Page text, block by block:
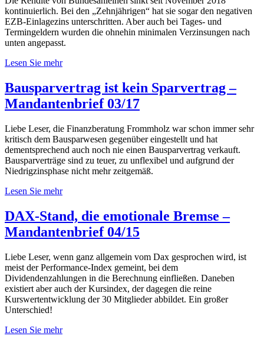
kontinuierlich. Bei den „Zehnjährigen“ hat sie sogar den negativen
EZB-Einlagezins unterschritten. Aber auch bei Tages- und
Termingeldern wurden die ohnehin minimalen Verzinsungen nach
unten angepasst.
Lesen Sie mehr
Bausparvertrag ist kein Sparvertrag –
Mandantenbrief 03/17
Liebe Leser, die Finanzberatung Frommholz war schon immer sehr
kritisch dem Bausparwesen gegenüber eingestellt und hat
dementsprechend auch noch nie einen Bausparvertrag verkauft.
Bausparverträge sind zu teuer, zu unflexibel und aufgrund der
Niedrigzinsphase nicht mehr zeitgemäß.
Lesen Sie mehr
DAX-Stand, die emotionale Bremse –
Mandantenbrief 04/15
Liebe Leser, wenn ganz allgemein vom Dax gesprochen wird, ist
meist der Performance-Index gemeint, bei dem
Dividendenzahlungen in die Berechnung einfließen. Daneben
existiert aber auch der Kursindex, der dagegen die reine
Kurswertentwicklung der 30 Mitglieder abbildet. Ein großer
Unterschied!
Lesen Sie mehr